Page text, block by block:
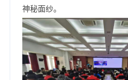
神秘面纱。